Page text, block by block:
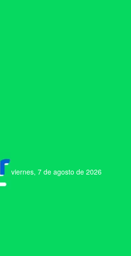
viernes, 7 de agosto de 2026